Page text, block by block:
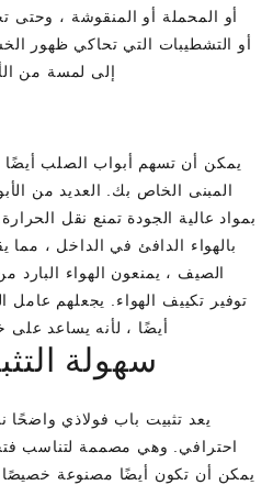
أو المحملة أو المنقوشة ، وحتى
أو التشطيبات التي تحاكي ظهور
إلى لمسة من
يمكن أن تسهم أبواب الصلب
المبنى الخاص بك. العديد من
بمواد عالية الجودة تمنع نقل
بالهواء الدافئ في الداخل ، مما
الصيف ، يمنعون الهواء
توفير تكييف الهواء. يجعلهم عامل
أيضًا ، لأنه يساعد على
سهولة
يعد تثبيت باب فولاذي واضحًا
احترافي. وهي مصممة لتناسب
يمكن أن تكون أيضًا مصنوعة خصيصًا